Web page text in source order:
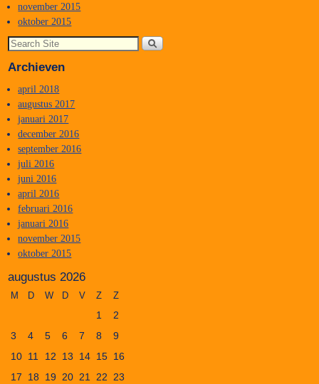
november 2015
oktober 2015
Archieven
april 2018
augustus 2017
januari 2017
december 2016
september 2016
juli 2016
juni 2016
april 2016
februari 2016
januari 2016
november 2015
oktober 2015
augustus 2026
M D W D V Z Z
1
2
3
4 5 6 7 8
9
10 11 12 13 14 15 16
17
18 19 20 21 22
23